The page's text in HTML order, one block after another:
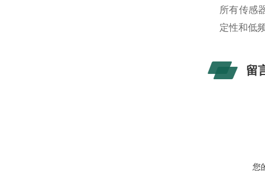
所有传感
定性和低
留
您